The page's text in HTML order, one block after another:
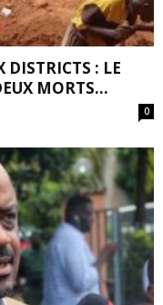
DISTRICTS : LE
MORTS...
0